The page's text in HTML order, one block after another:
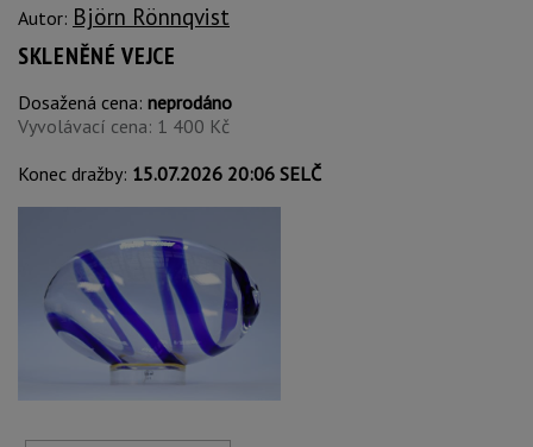
Autor: Björn Rönnqvist
SKLENĚNÉ VEJCE
Dosažená cena: neprodáno
Vyvolávací cena: 1 400 Kč
Konec dražby: 15.07.2026 20:06 SELČ